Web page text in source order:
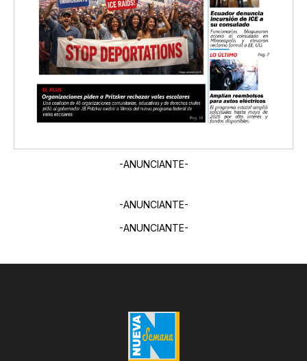
-ANUNCIANTE-
-ANUNCIANTE-
-ANUNCIANTE-